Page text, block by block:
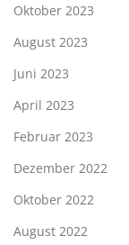
Oktober 2023
August 2023
Juni 2023
April 2023
Februar 2023
Dezember 2022
Oktober 2022
August 2022